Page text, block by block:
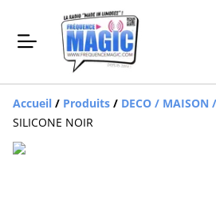
Accueil / Produits / DECO / MAISON
SILICONE NOIR